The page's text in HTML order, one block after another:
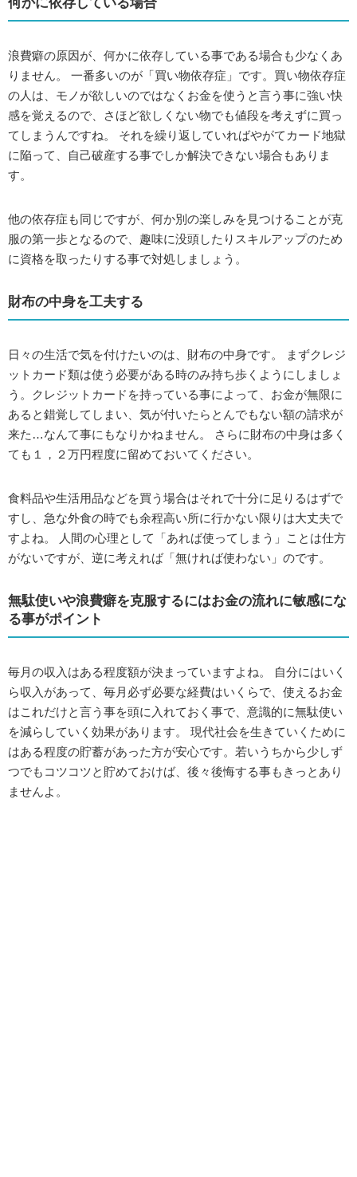
浪費癖の原因が、何かに依存している事である場合も少なくあ
りません。 一番多いのが「買い物依存症」です。買い物依存症
の人は、モノが欲しいのではなくお金を使うと言う事に強い快
感を覚えるので、さほど欲しくない物でも値段を考えずに買っ
てしまうんですね。 それを繰り返していればやがてカード地獄
に陥って、自己破産する事でしか解決できない場合もありま
す。
他の依存症も同じですが、何か別の楽しみを見つけることが克
服の第一歩となるので、趣味に没頭したりスキルアップのため
に資格を取ったりする事で対処しましょう。
財布の中身を工夫する
日々の生活で気を付けたいのは、財布の中身です。 まずクレジ
ットカード類は使う必要がある時のみ持ち歩くようにしましょ
う。クレジットカードを持っている事によって、お金が無限に
あると錯覚してしまい、気が付いたらとんでもない額の請求が
来た…なんて事にもなりかねません。 さらに財布の中身は多く
ても１，２万円程度に留めておいてください。
食料品や生活用品などを買う場合はそれで十分に足りるはずで
すし、急な外食の時でも余程高い所に行かない限りは大丈夫で
すよね。 人間の心理として「あれば使ってしまう」ことは仕方
がないですが、逆に考えれば「無ければ使わない」のです。
無駄使いや浪費癖を克服するにはお金の流れに敏感にな
る事がポイント
毎月の収入はある程度額が決まっていますよね。 自分にはいく
ら収入があって、毎月必ず必要な経費はいくらで、使えるお金
はこれだけと言う事を頭に入れておく事で、意識的に無駄使い
を減らしていく効果があります。 現代社会を生きていくために
はある程度の貯蓄があった方が安心です。若いうちから少しず
つでもコツコツと貯めておけば、後々後悔する事もきっとあり
ませんよ。